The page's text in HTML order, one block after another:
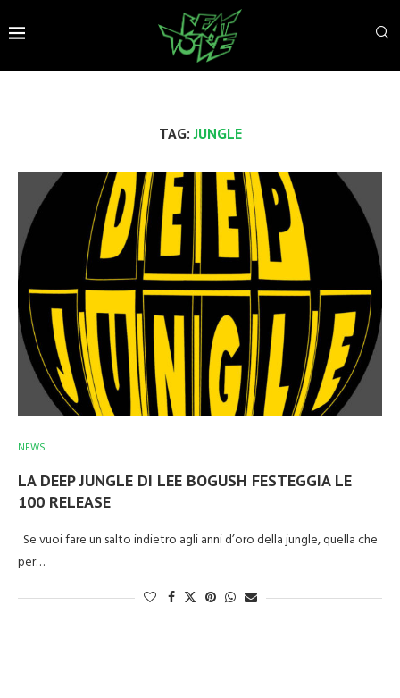
TAG:JUNGLE
NEWS
LA DEEP JUNGLE DI LEE BOGUSH FESTEGGIA LE
100 RELEASE
Se vuoi fare un salto indietro agli anni d’oro della jungle, quella che
per…